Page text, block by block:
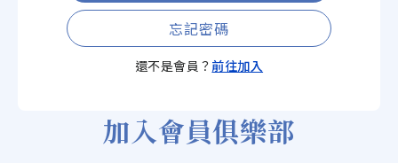
加入會員俱樂部
忘記密碼
還不是會員？ 前往加入